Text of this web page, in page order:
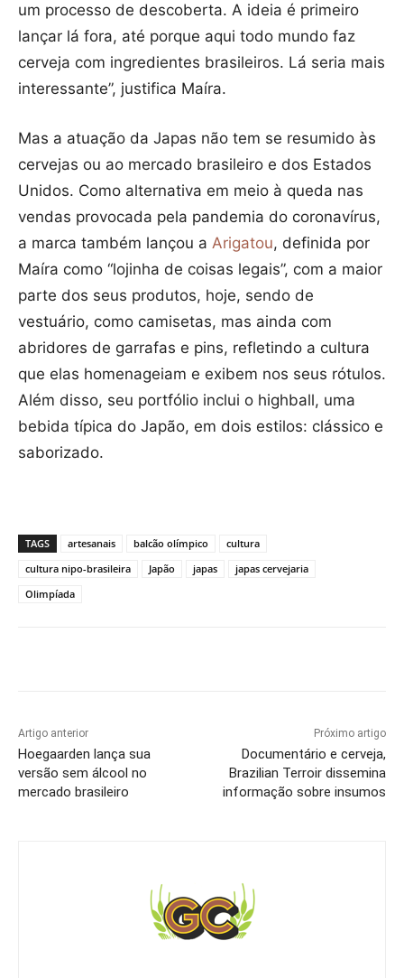
um processo de descoberta. A ideia é primeiro
lançar lá fora, até porque aqui todo mundo faz
cerveja com ingredientes brasileiros. Lá seria mais
interessante”, justifica Maíra.
Mas a atuação da Japas não tem se resumido às
cervejas ou ao mercado brasileiro e dos Estados
Unidos. Como alternativa em meio à queda nas
vendas provocada pela pandemia do coronavírus,
a marca também lançou a Arigatou, definida por
Maíra como “lojinha de coisas legais”, com a maior
parte dos seus produtos, hoje, sendo de
vestuário, como camisetas, mas ainda com
abridores de garrafas e pins, refletindo a cultura
que elas homenageiam e exibem nos seus rótulos.
Além disso, seu portfólio inclui o highball, uma
bebida típica do Japão, em dois estilos: clássico e
saborizado.
TAGS artesanais balcão olímpico
cultura
cultura nipo-brasileira
Japão japas
japas cervejaria
Olimpíada
Artigo anterior
Hoegaarden lança sua
versão sem álcool no
mercado brasileiro
Próximo artigo
Documentário e cerveja,
Brazilian Terroir dissemina
informação sobre insumos